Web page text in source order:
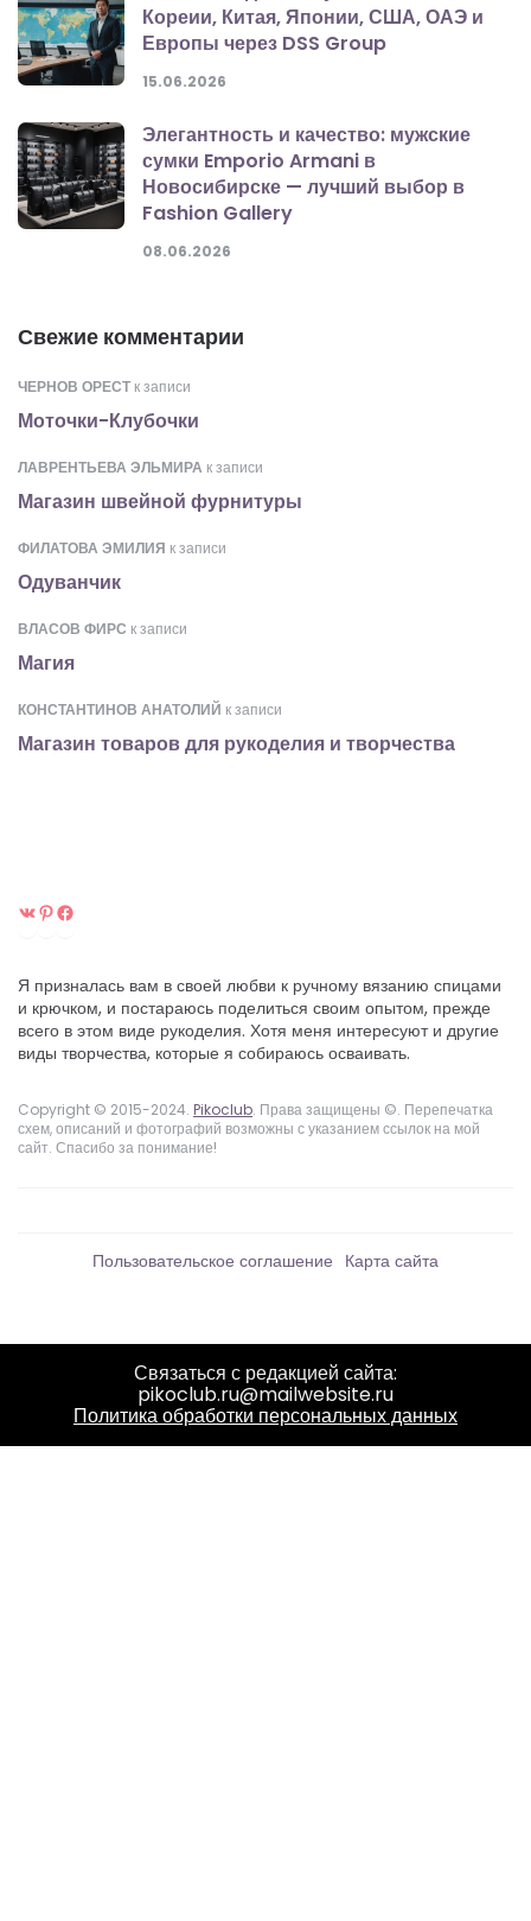
Кореии, Китая, Японии, США, ОАЭ и
Европы через DSS Group
15.06.2026
Элегантность и качество: мужские
сумки Emporio Armani в
Новосибирске — лучший выбор в
Fashion Gallery
08.06.2026
Свежие комментарии
ЧЕРНОВ ОРЕСТ к записи
Моточки-Клубочки
ЛАВРЕНТЬЕВА ЭЛЬМИРА к записи
Магазин швейной фурнитуры
ФИЛАТОВА ЭМИЛИЯ к записи
Одуванчик
ВЛАСОВ ФИРС к записи
Магия
КОНСТАНТИНОВ АНАТОЛИЙ к записи
Магазин товаров для рукоделия и творчества
ВКонтакте
Pinterest
Я призналась вам в своей любви к ручному вязанию спицами
и крючком, и постараюсь поделиться своим опытом, прежде
всего в этом виде рукоделия. Хотя меня интересуют и другие
виды творчества, которые я собираюсь осваивать.
Copyright © 2015-2024. Pikoclub. Права защищены ©. Перепечатка
схем, описаний и фотографий возможны с указанием ссылок на мой
сайт. Спасибо за понимание!
Пользовательское соглашение Карта сайта
Связаться с редакцией сайта:
pikoclub.ru@mailwebsite.ru
Политика обработки персональных данных